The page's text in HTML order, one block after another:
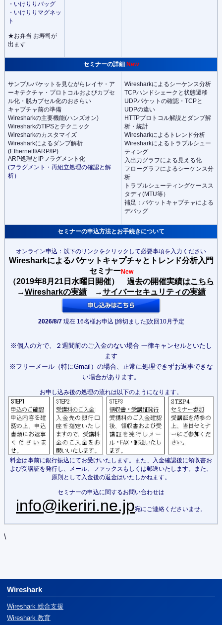
・いけりりバッグ
・いけりりマグネッ
ト
★お弁当 お寿司が
出ます
セミナーの詳細 New
サンプルパケットを見ながらレイヤ・ア
ーキテクチャ・プロトコルおよびカプセ
ル化・脱カプセル化のおさらい
キャプチャ前の準備
Wiresharkの主要機能(ハンズオン)
WiresharkのTIPSとテクニック
Wiresharkのカスタマイズ
Wiresharkによるダンプ解析
(EthernetII/ARP/IP)
ARP処理とIPフラグメント化
(フラグメント・再組立処理の確認と解
析）
Wiresharkによるシーケンス分析
TCPハンドシェークと状態遷移
UDPパケットの確認・TCPと
UDPの違い
HTTPプロトコル解説とダンプ解
析・統計
Wiresharkによるトレンド分析
Wiresharkによるトラブルシュー
ティング
入出力グラフによる見える化
フローグラフによるシーケンス分
析
トラブルシューティングケースス
タディ(MTU等）
補足：パケットキャプチャによる
デバッグ
セミナーの申込方法とお手続きについて
オンライン申込：以下のリンクをクリックして必要事項を入力ください
Wiresharkによるパケットキャプチャとトレンド分析入門
セミナーNew
（2019年8月21日水曜日開催） 過去の開催実績はこちら
→Wiresharkの実績→サイバーセキュリティの実績
2026/8/7 現在 16名様お申込 [締切ました]次回10月予定
※個人の方で、２週間前のご入金のない場合 一律キャンセルといたし
ます
※フリーメール（特にGmail）の場合、正常に処理できずお返事できな
い場合があります。
お申し込み後の処理の流れは以下のようになります。
料金は事前に銀行振込にてお受けいたします。また、入金確認後に領収書お
よび受講証を発行し、メール、ファックスもしくは郵送いたします。また、
原則として入金後の返金はいたしかねます。
セミナーの申込に関するお問い合わせは
info@ikeriri.ne.jp宛にご連絡くださいませ。
\
Wireshark
Wireshark 総合支援
Wireshark 教育